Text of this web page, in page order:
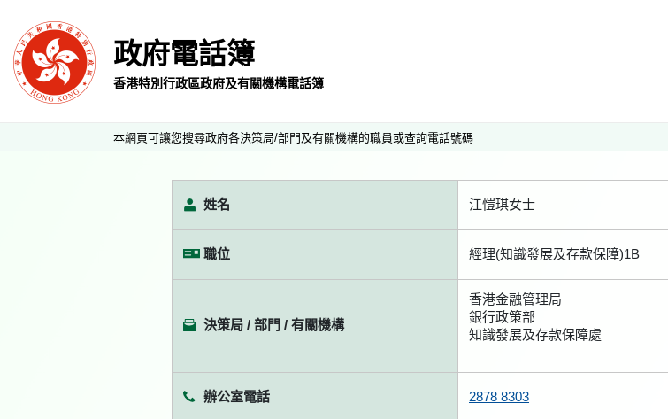
政府電話簿
香港特別行政區政府及有關機構電話簿
本網頁可讓您搜尋政府各決策局/部門及有關機構的職員或查詢電話號碼
姓名 江愷琪女士
職位 經理(知識發展及存款保障)1B
決策局 / 部門 / 有關機構
香港金融管理局
銀行政策部
知識發展及存款保障處
辦公室電話 2878 8303